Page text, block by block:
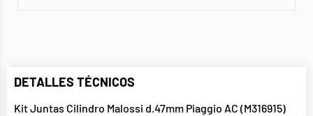
DETALLES TÉCNICOS
Kit Juntas Cilindro Malossi d.47mm Piaggio AC (M316915)